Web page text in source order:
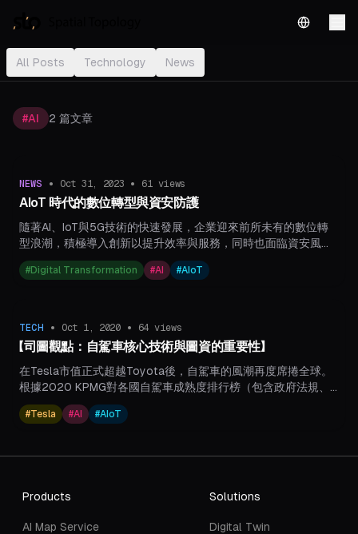
English
All Posts Technology News
#AI 2 篇文章
NEWS • Oct 31, 2023 • 61views
AIoT 時代的數位轉型與資安防護
隨著AI、IoT與5G技術的快速發展，企業迎來前所未有的數位轉
型浪潮，積極導入創新以提升效率與服務，同時也面臨資安風險
急遽升高的挑戰。如何在創新與資安間取得平衡，成為企業在全
球市場中脫穎而出的關鍵。司圖科技以創新技術與嚴謹資安防護
#Digital Transformation #AI #AIoT
TECH • Oct 1, 2020 • 64 views
【司圖觀點：自駕車核心技術與圖資的重要性】
在Tesla市值正式超越Toyota後，自駕車的風潮再度席捲全球。
根據2020 KPMG對各國自駕車成熟度排行榜（包含政府法規、
技術創新、基礎建設、消費者接受度），台灣暫居世界第13名，
本篇將會介紹自駕技術架構。
#Tesla #AI #AIoT
Products
AI Map Service
Solutions
Digital Twin